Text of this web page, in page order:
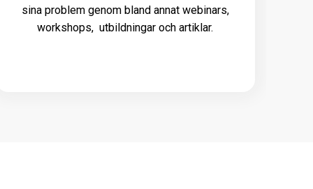
sina problem genom bland annat webinars,
workshops, utbildningar och artiklar.